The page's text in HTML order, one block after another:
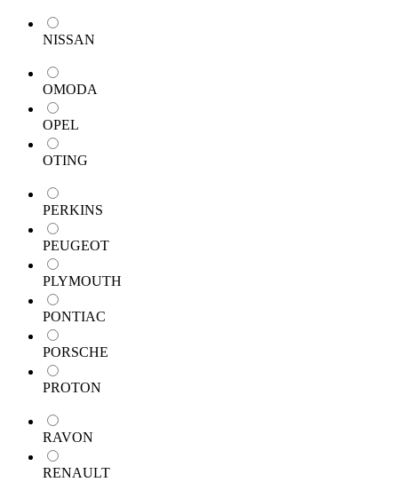
NISSAN
OMODA
OPEL
OTING
PERKINS
PEUGEOT
PLYMOUTH
PONTIAC
PORSCHE
PROTON
RAVON
RENAULT